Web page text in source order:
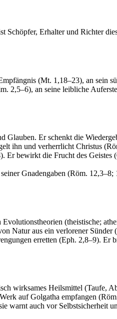
Erhalter und Richter
(Mt. 1,18–23), an sein
2,5–6), an seine leibliche
Er schenkt die
ihn und verherrlicht Christus
bewirkt die Frucht des Geistes
Gnadengaben (Röm.
(theistische;
Natur aus ein verlorener Sünder
erretten (Eph. 2,8–9). Er
wirksames Heilsmittel (Taufe,
auf Golgatha empfangen
warnt auch vor Selbstsicherheit